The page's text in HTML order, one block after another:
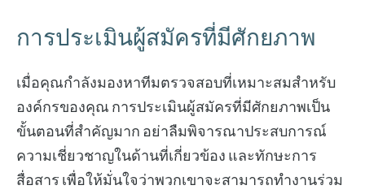
การประเมินผู้สมัครที่มีศักยภาพ
เมื่อคุณกำลังมองหาทีมตรวจสอบที่เหมาะสมสำหรับ
องค์กรของคุณ การประเมินผู้สมัครที่มีศักยภาพเป็น
ขั้นตอนที่สำคัญมาก อย่าลืมพิจารณาประสบการณ์
ความเชี่ยวชาญในด้านที่เกี่ยวข้อง และทักษะการ
สื่อสาร เพื่อให้มั่นใจว่าพวกเขาจะสามารถทำงานร่วม